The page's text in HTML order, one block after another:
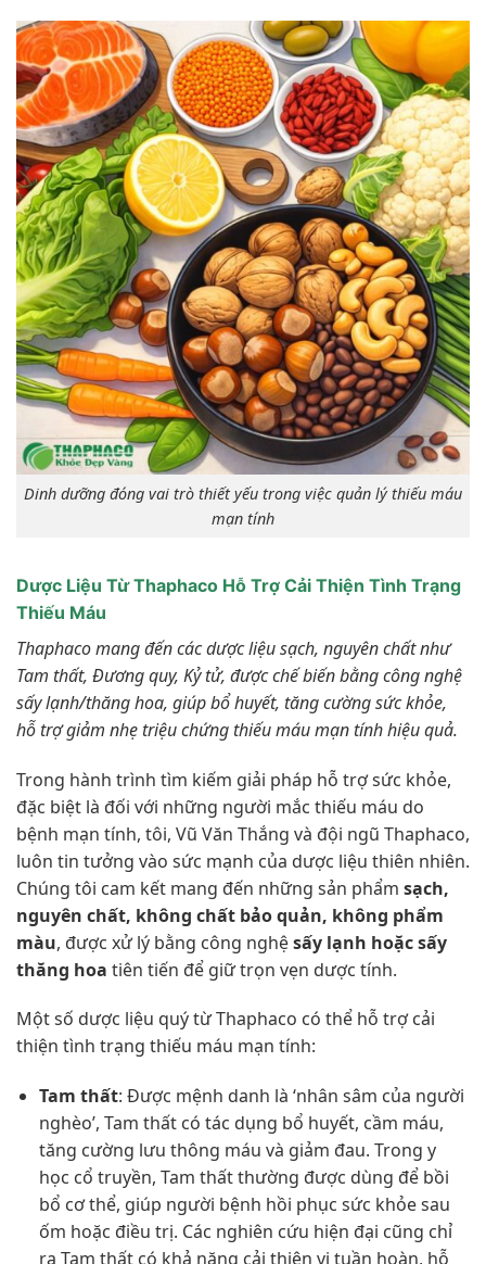
Dinh dưỡng đóng vai trò thiết yếu trong việc quản lý thiếu máu
mạn tính
Dược Liệu Từ Thaphaco Hỗ Trợ Cải Thiện Tình Trạng
Thiếu Máu
Thaphaco mang đến các dược liệu sạch, nguyên chất như
Tam thất, Đương quy, Kỷ tử, được chế biến bằng công nghệ
sấy lạnh/thăng hoa, giúp bổ huyết, tăng cường sức khỏe,
hỗ trợ giảm nhẹ triệu chứng thiếu máu mạn tính hiệu quả.
Trong hành trình tìm kiếm giải pháp hỗ trợ sức khỏe,
đặc biệt là đối với những người mắc thiếu máu do
bệnh mạn tính, tôi, Vũ Văn Thắng và đội ngũ Thaphaco,
luôn tin tưởng vào sức mạnh của dược liệu thiên nhiên.
Chúng tôi cam kết mang đến những sản phẩm sạch,
nguyên chất, không chất bảo quản, không phẩm
màu, được xử lý bằng công nghệsấy lạnh hoặc sấy
thăng hoa tiên tiến để giữ trọn vẹn dược tính.
Một số dược liệu quý từ Thaphaco có thể hỗ trợ cải
thiện tình trạng thiếu máu mạn tính:
Tam thất: Được mệnh danh là ‘nhân sâm của người
nghèo’, Tam thất có tác dụng bổ huyết, cầm máu,
tăng cường lưu thông máu và giảm đau. Trong y
học cổ truyền, Tam thất thường được dùng để bồi
bổ cơ thể, giúp người bệnh hồi phục sức khỏe sau
ốm hoặc điều trị. Các nghiên cứu hiện đại cũng chỉ
ra Tam thất có khả năng cải thiện vi tuần hoàn, hỗ